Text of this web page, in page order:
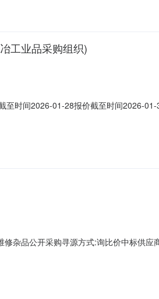
工业品采购组织)
时间2026-01-28报价截至时间2026-
硬度:80-90度,使用对象:各种小型推车,
杂品公开采购寻源方式:询比价中标供